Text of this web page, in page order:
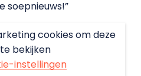
soepnieuws!”
cookies om deze
bekijken
instellingen